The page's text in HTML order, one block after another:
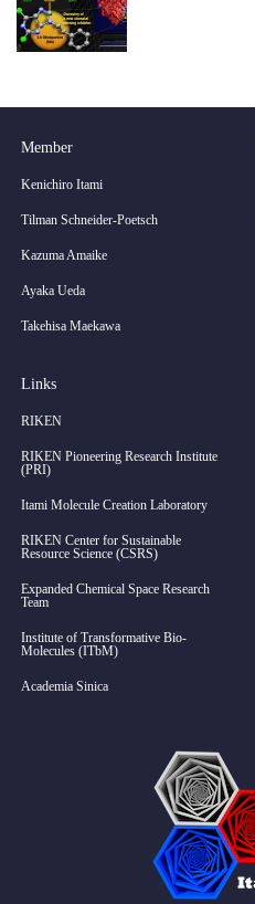
Member
Kenichiro Itami
Tilman Schneider-Poetsch
Kazuma Amaike
Ayaka Ueda
Takehisa Maekawa
Links
RIKEN
RIKEN Pioneering Research Institute
(PRI)
Itami Molecule Creation Laboratory
RIKEN Center for Sustainable
Resource Science (CSRS)
Expanded Chemical Space Research
Team
Institute of Transformative Bio-
Molecules (ITbM)
Academia Sinica